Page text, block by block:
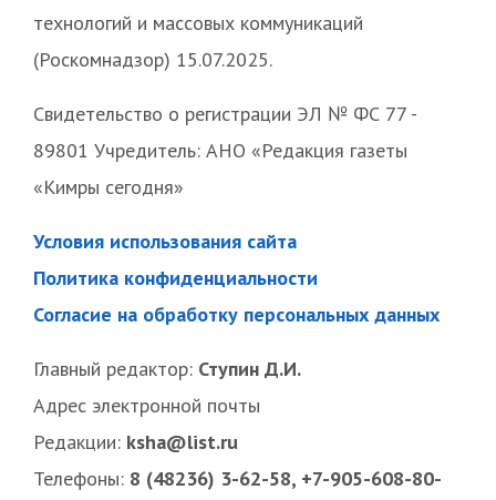
технологий и массовых коммуникаций
(Роскомнадзор) 15.07.2025.
Свидетельство о регистрации ЭЛ № ФС 77 -
89801 Учредитель: АНО «Редакция газеты
«Кимры сегодня»
Условия использования сайта
Политика конфиденциальности
Согласие на обработку персональных данных
Главный редактор: Ступин Д.И.
Адрес электронной почты
Редакции: ksha@list.ru
Телефоны: 8 (48236) 3-62-58, +7-905-608-80-